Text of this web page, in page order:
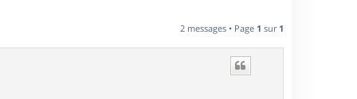
2 messages • Page 1 sur 1